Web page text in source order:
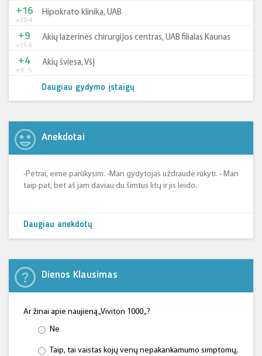
+20-4
+16 Hipokrato klinika, UAB
+15-6
+9 Akių lazerinės chirurgijos centras, UAB filialas Kaunas
+9 -5
+4 Akių šviesa, VšĮ
Daugiau gydymo įstaigų
Anekdotai
-Petrai, eime parūkysim. -Man gydytojas uždraudė rūkyti. - Man
taip pat, bet aš jam daviau du šimtus litų ir jis leido.
Daugiau anekdotų
Dienos Klausimas
Ar žinai apie naujieną „Viviton 1000 „?
Ne
Taip, tai vaistas kojų venų nepakankamumo simptomų,